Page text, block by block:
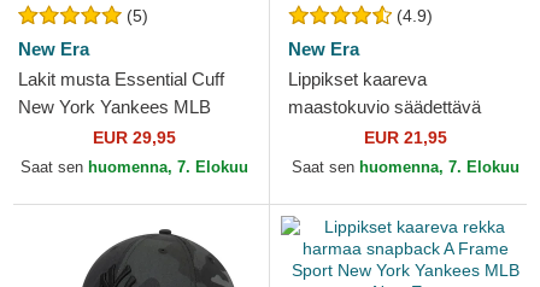
(5)
New Era
Lakit musta Essential Cuff
New York Yankees MLB
EUR 29,95
Saat sen huomenna, 7. Elokuu
(4.9)
New Era
Lippikset kaareva
maastokuvio säädettävä
nauha lapsille 9FORTY
League Essential New York
EUR 21,95
Saat sen huomenna, 7. Elokuu